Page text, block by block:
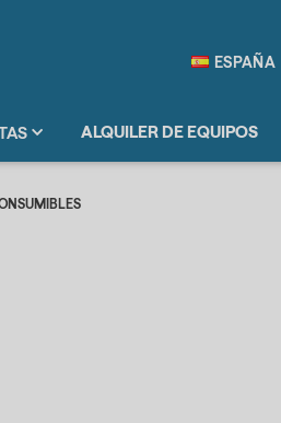
Lenguaje
ESPAÑA
ALQUILER DE EQUIPOS